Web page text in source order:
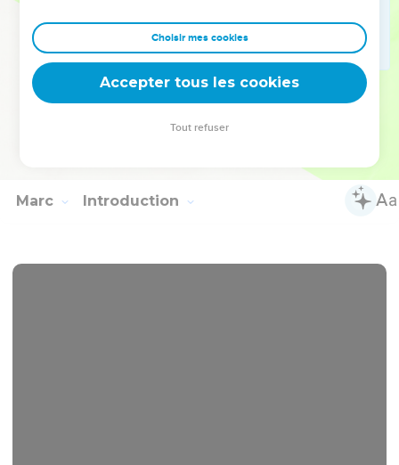
Saint-Esprit,
et apprenez-leur à observer tout ce que je vous ai prescrit.
D’ailleurs, soyez-en persuadés : je suis moi-même avec vous
chaque jour, jusqu’à la fin du monde. :::::
Marc Introduction
Choisir mes cookies
Accepter tous les cookies
Tout refuser